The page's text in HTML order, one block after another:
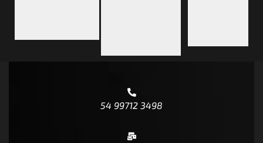
54 99712 3498